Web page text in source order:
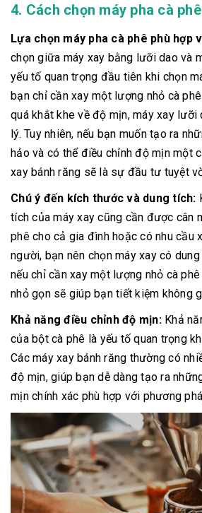
4. Cách chọn máy pha cà
Lựa chọn máy pha cà phê phù hợp
chọn giữa máy xay bằng lưỡi dao và
yếu tố quan trọng đầu tiên khi chọn
bạn chỉ cần xay một lượng nhỏ cà
quá khắt khe về độ mịn, máy xay lưỡi
lý. Tuy nhiên, nếu bạn muốn tạo ra
hảo và có thể điều chỉnh độ mịn một
xay bánh răng sẽ là sự đầu tư tuyệt
Chú ý đến kích thước và dung tích:
tích của máy xay cũng cần được cân
phê cho cả gia đình hoặc có nhu cầu
người, bạn nên chọn máy xay có
nếu chỉ cần xay một lượng nhỏ cà
nhỏ gọn sẽ giúp bạn tiết kiệm không
Khả năng điều chỉnh độ mịn: Khả
của bột cà phê là yếu tố quan trọng
Các máy xay bánh răng thường có
độ mịn, giúp bạn dễ dàng tạo ra
mịn chính xác phù hợp với phương